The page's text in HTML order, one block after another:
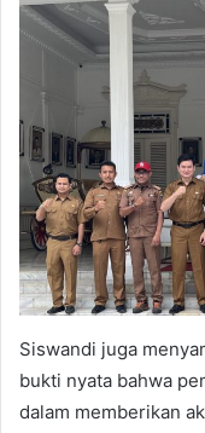
Siswandi juga
bukti nyata bahwa
dalam memberikan